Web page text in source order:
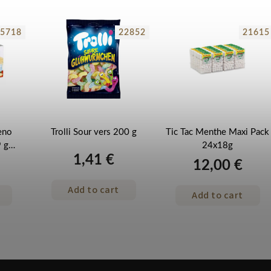
g
Trolli Sour vers 200 g
1,41 €
Add to cart
22852
Tic Tac Menthe Maxi Pack
24x18g
12,00 €
Add to cart
21615